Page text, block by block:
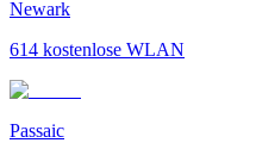
Newark
614 kostenlose WLAN
Passaic